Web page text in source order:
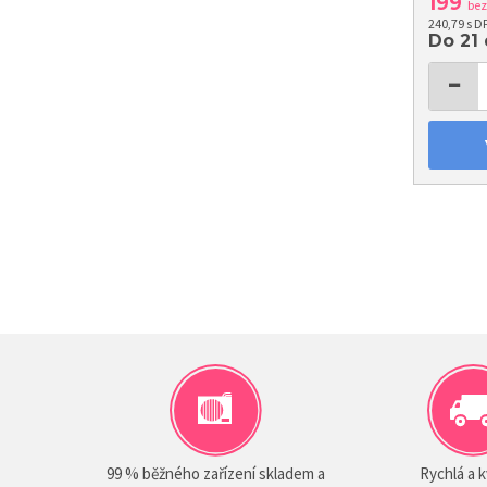
240,79 s
Do 21
−
99 % běžného zařízení skladem a
Rychlá a